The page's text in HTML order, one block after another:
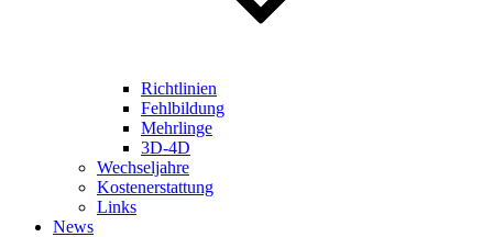
Richtlinien
Fehlbildung
Mehrlinge
3D-4D
Wechseljahre
Kostenerstattung
Links
News